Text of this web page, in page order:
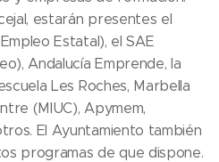
estarán presentes el
Estatal), el SAE
Andalucía Emprende, la
Les Roches, Marbella
(MIUC), Apymem,
El Ayuntamiento también
programas de que dispone.